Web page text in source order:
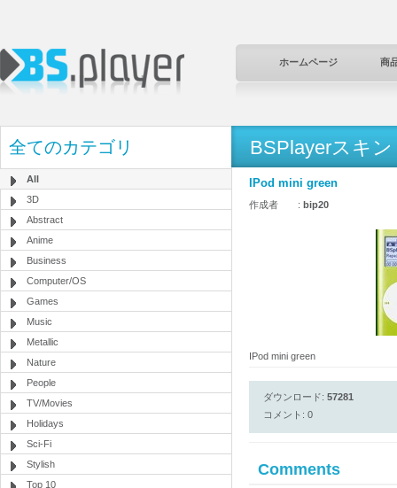
ホームページ 商
全てのカテゴリ
All
3D
Abstract
Anime
Business
Computer/OS
Games
Music
Metallic
Nature
People
TV/Movies
Holidays
Sci-Fi
Stylish
Top 10
BSPlayerスキン
IPod mini green
作成者 : bip20
IPod mini green
ダウンロード: 57281
コメント: 0
Comments